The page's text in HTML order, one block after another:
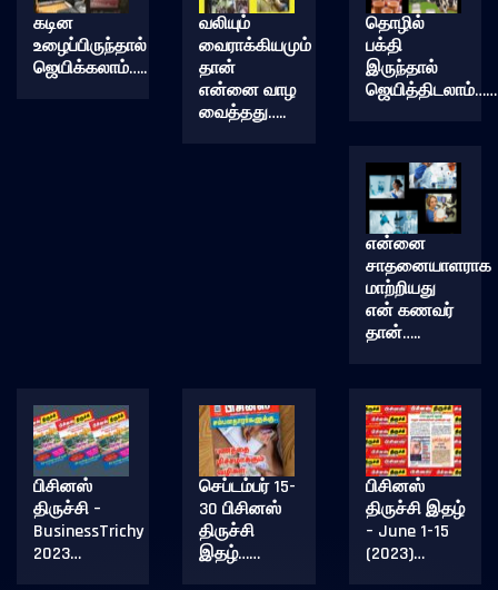
கடின
உழைப்பிருந்தால்
ஜெயிக்கலாம்…..
வலியும்
வைராக்கியமும்
தான்
என்னை வாழ
வைத்தது…..
தொழில்
பக்தி
இருந்தால்
என்னை
சாதனையாளராக
மாற்றியது
என் கணவர்
தான்…..
பிசினஸ்
திருச்சி –
BusinessTrichy
2023…
செப்டம்பர் 15-
30 பிசினஸ்
திருச்சி
இதழ்……
பிசினஸ்
திருச்சி இதழ்
– June 1-15
(2023)…